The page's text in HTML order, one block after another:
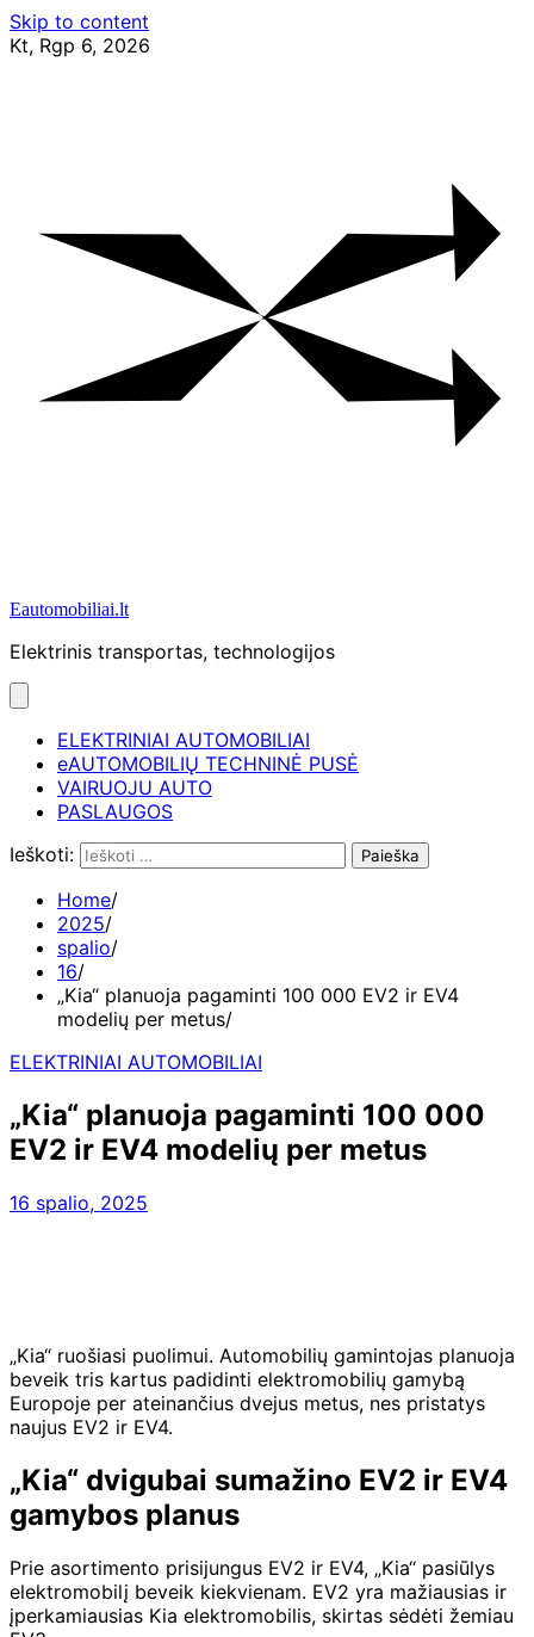
Skip to content
Kt, Rgp 6, 2026
Eautomobiliai.lt
Elektrinis transportas, technologijos
ELEKTRINIAI AUTOMOBILIAI
eAUTOMOBILIŲ TECHNINĖ PUSĖ
VAIRUOJU AUTO
PASLAUGOS
Ieškoti:
Home
2025
spalio
16
„Kia“ planuoja pagaminti 100 000 EV2 ir EV4
modelių per metus
ELEKTRINIAI AUTOMOBILIAI
„Kia“ planuoja pagaminti 100 000
EV2 ir EV4 modelių per metus
16 spalio, 2025
„Kia“ ruošiasi puolimui. Automobilių gamintojas planuoja
beveik tris kartus padidinti elektromobilių gamybą
Europoje per ateinančius dvejus metus, nes pristatys
naujus EV2 ir EV4.
„Kia“ dvigubai sumažino EV2 ir EV4
gamybos planus
Prie asortimento prisijungus EV2 ir EV4, „Kia“ pasiūlys
elektromobilį beveik kiekvienam. EV2 yra mažiausias ir
įperkamiausias Kia elektromobilis, skirtas sėdėti žemiau